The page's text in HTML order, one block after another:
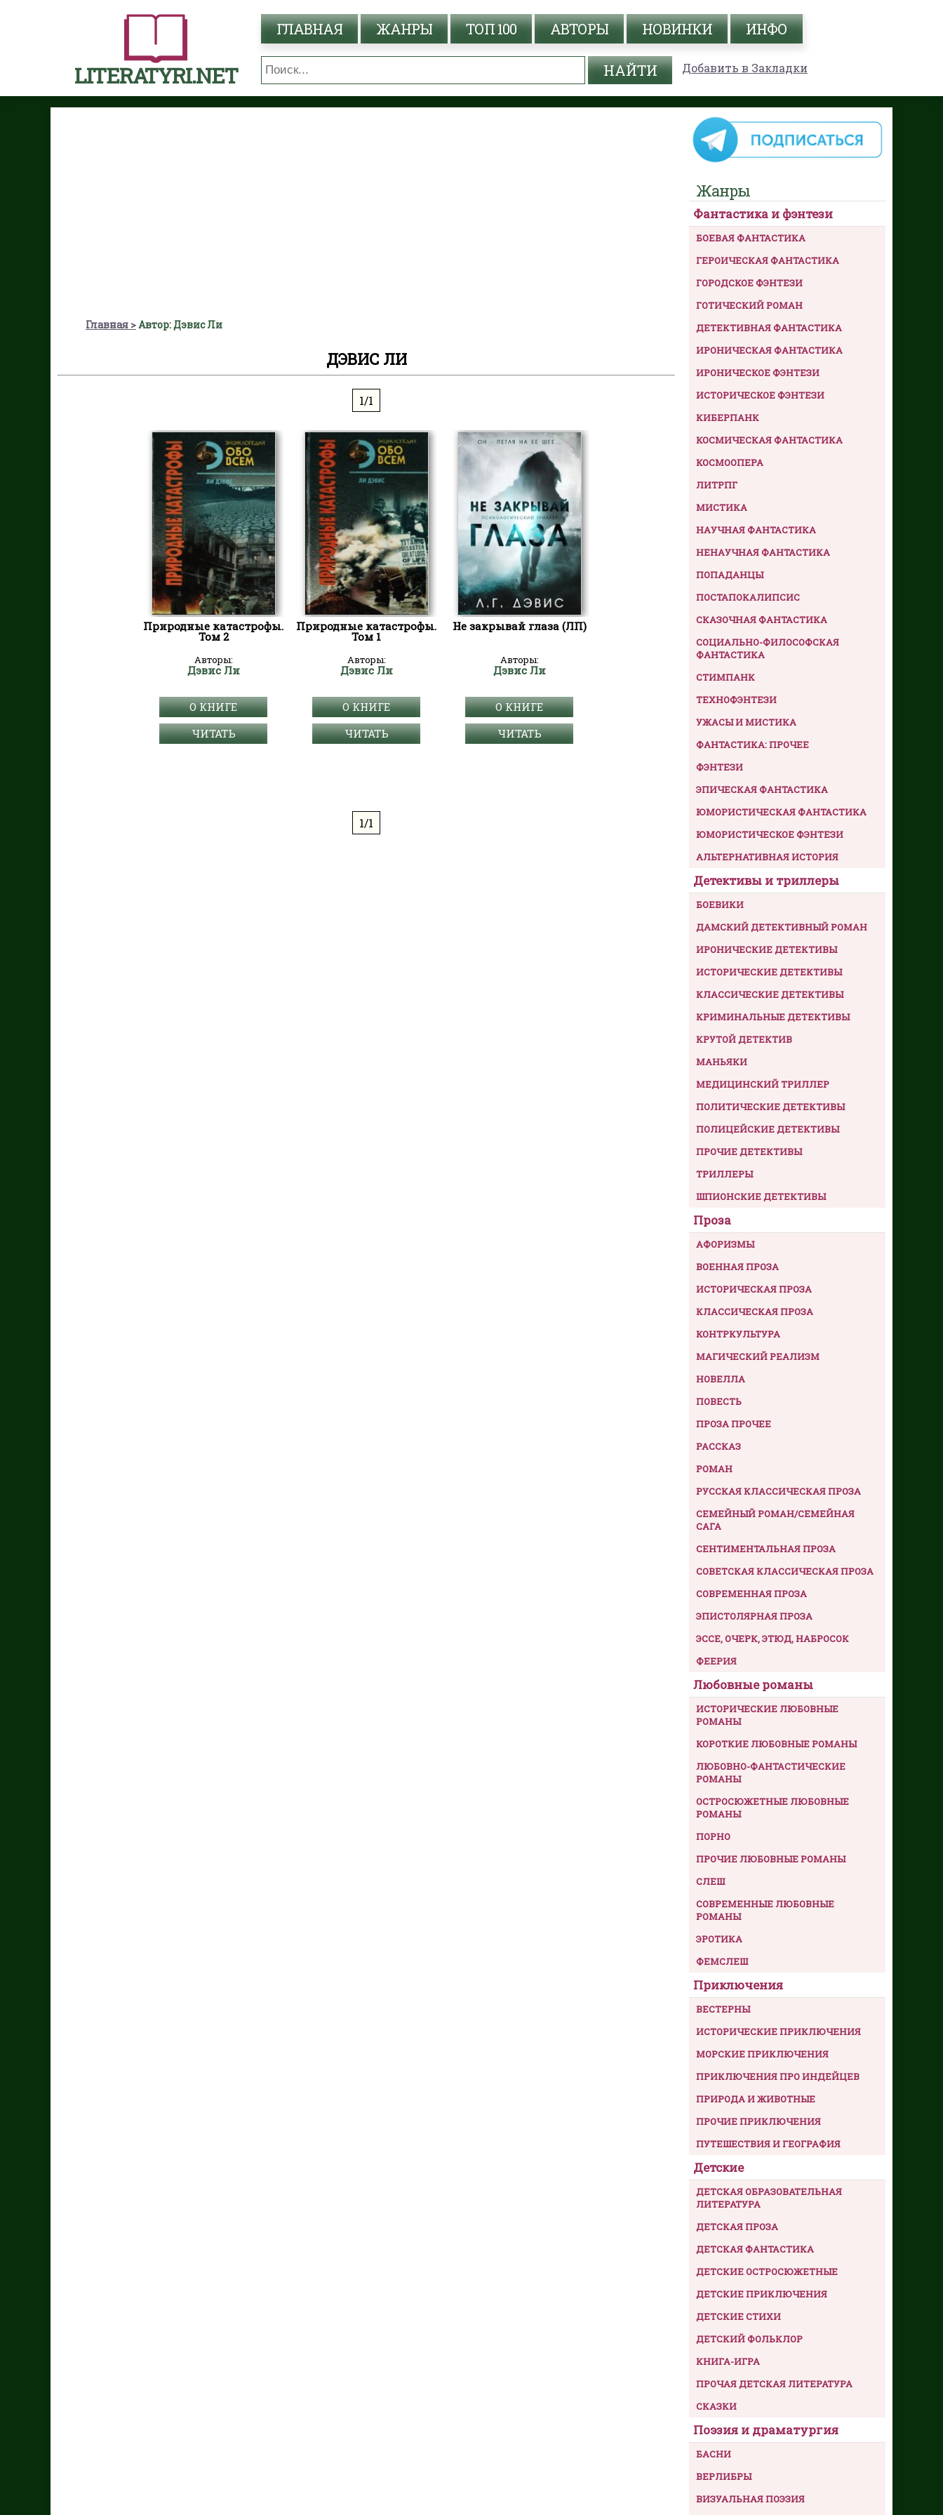
LITERATYRI.NET
ГЛАВНАЯ ЖАНРЫ ТОП 100 АВТОРЫ НОВИНКИ ИНФО
Добавить в Закладки
Главная Автор: Дэвис Ли
ДЭВИС ЛИ
1/1
Природные катастрофы.
Том 2
Авторы:
Дэвис Ли
О КНИГЕ
ЧИТАТЬ
Природные катастрофы.
Том 1
Авторы:
Дэвис Ли
О КНИГЕ
ЧИТАТЬ
Не закрывай глаза (ЛП)
Авторы:
Дэвис Ли
О КНИГЕ
ЧИТАТЬ
1/1
Жанры
Фантастика и фэнтези
БОЕВАЯ ФАНТАСТИКА
ГЕРОИЧЕСКАЯ ФАНТАСТИКА
ГОРОДСКОЕ ФЭНТЕЗИ
ГОТИЧЕСКИЙ РОМАН
ДЕТЕКТИВНАЯ ФАНТАСТИКА
ИРОНИЧЕСКАЯ ФАНТАСТИКА
ИРОНИЧЕСКОЕ ФЭНТЕЗИ
ИСТОРИЧЕСКОЕ ФЭНТЕЗИ
КИБЕРПАНК
КОСМИЧЕСКАЯ ФАНТАСТИКА
КОСМООПЕРА
ЛИТРПГ
МИСТИКА
НАУЧНАЯ ФАНТАСТИКА
НЕНАУЧНАЯ ФАНТАСТИКА
ПОПАДАНЦЫ
ПОСТАПОКАЛИПСИС
СКАЗОЧНАЯ ФАНТАСТИКА
СОЦИАЛЬНО-ФИЛОСОФСКАЯ
ФАНТАСТИКА
СТИМПАНК
ТЕХНОФЭНТЕЗИ
УЖАСЫ И МИСТИКА
ФАНТАСТИКА: ПРОЧЕЕ
ФЭНТЕЗИ
ЭПИЧЕСКАЯ ФАНТАСТИКА
ЮМОРИСТИЧЕСКАЯ ФАНТАСТИКА
ЮМОРИСТИЧЕСКОЕ ФЭНТЕЗИ
АЛЬТЕРНАТИВНАЯ ИСТОРИЯ
Детективы и триллеры
БОЕВИКИ
ДАМСКИЙ ДЕТЕКТИВНЫЙ РОМАН
ИРОНИЧЕСКИЕ ДЕТЕКТИВЫ
ИСТОРИЧЕСКИЕ ДЕТЕКТИВЫ
КЛАССИЧЕСКИЕ ДЕТЕКТИВЫ
КРИМИНАЛЬНЫЕ ДЕТЕКТИВЫ
КРУТОЙ ДЕТЕКТИВ
МАНЬЯКИ
МЕДИЦИНСКИЙ ТРИЛЛЕР
ПОЛИТИЧЕСКИЕ ДЕТЕКТИВЫ
ПОЛИЦЕЙСКИЕ ДЕТЕКТИВЫ
ПРОЧИЕ ДЕТЕКТИВЫ
ТРИЛЛЕРЫ
ШПИОНСКИЕ ДЕТЕКТИВЫ
Проза
АФОРИЗМЫ
ВОЕННАЯ ПРОЗА
ИСТОРИЧЕСКАЯ ПРОЗА
КЛАССИЧЕСКАЯ ПРОЗА
КОНТРКУЛЬТУРА
МАГИЧЕСКИЙ РЕАЛИЗМ
НОВЕЛЛА
ПОВЕСТЬ
ПРОЗА ПРОЧЕЕ
РАССКАЗ
РОМАН
РУССКАЯ КЛАССИЧЕСКАЯ ПРОЗА
СЕМЕЙНЫЙ РОМАН/СЕМЕЙНАЯ
САГА
СЕНТИМЕНТАЛЬНАЯ ПРОЗА
СОВЕТСКАЯ КЛАССИЧЕСКАЯ ПРОЗА
СОВРЕМЕННАЯ ПРОЗА
ЭПИСТОЛЯРНАЯ ПРОЗА
ЭССЕ, ОЧЕРК, ЭТЮД, НАБРОСОК
ФЕЕРИЯ
Любовные романы
ИСТОРИЧЕСКИЕ ЛЮБОВНЫЕ
РОМАНЫ
КОРОТКИЕ ЛЮБОВНЫЕ РОМАНЫ
ЛЮБОВНО-ФАНТАСТИЧЕСКИЕ
РОМАНЫ
ОСТРОСЮЖЕТНЫЕ ЛЮБОВНЫЕ
РОМАНЫ
ПОРНО
ПРОЧИЕ ЛЮБОВНЫЕ РОМАНЫ
СЛЕШ
СОВРЕМЕННЫЕ ЛЮБОВНЫЕ
РОМАНЫ
ЭРОТИКА
ФЕМСЛЕШ
Приключения
ВЕСТЕРНЫ
ИСТОРИЧЕСКИЕ ПРИКЛЮЧЕНИЯ
МОРСКИЕ ПРИКЛЮЧЕНИЯ
ПРИКЛЮЧЕНИЯ ПРО ИНДЕЙЦЕВ
ПРИРОДА И ЖИВОТНЫЕ
ПРОЧИЕ ПРИКЛЮЧЕНИЯ
ПУТЕШЕСТВИЯ И ГЕОГРАФИЯ
Детские
ДЕТСКАЯ ОБРАЗОВАТЕЛЬНАЯ
ЛИТЕРАТУРА
ДЕТСКАЯ ПРОЗА
ДЕТСКАЯ ФАНТАСТИКА
ДЕТСКИЕ ОСТРОСЮЖЕТНЫЕ
ДЕТСКИЕ ПРИКЛЮЧЕНИЯ
ДЕТСКИЕ СТИХИ
ДЕТСКИЙ ФОЛЬКЛОР
КНИГА-ИГРА
ПРОЧАЯ ДЕТСКАЯ ЛИТЕРАТУРА
СКАЗКИ
Поэзия и драматургия
БАСНИ
ВЕРЛИБРЫ
ВИЗУАЛЬНАЯ ПОЭЗИЯ